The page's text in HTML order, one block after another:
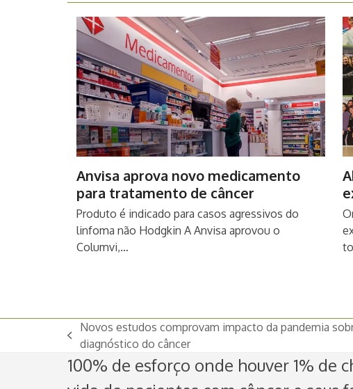
Anvisa aprova novo medicamento
para tratamento de câncer
Produto é indicado para casos agressivos do
linfoma não Hodgkin A Anvisa aprovou o
Columvi,…
previous
post:
Novos estudos comprovam impacto da pandemia
diagnóstico do câncer
100% de esforço onde houver 1% de